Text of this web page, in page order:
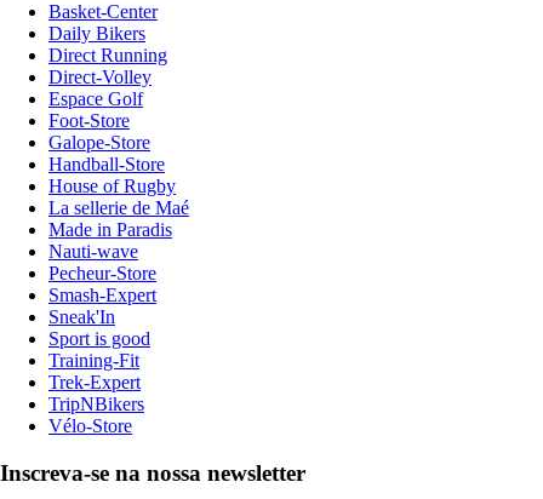
Basket-Center
Daily Bikers
Direct Running
Direct-Volley
Espace Golf
Foot-Store
Galope-Store
Handball-Store
House of Rugby
La sellerie de Maé
Made in Paradis
Nauti-wave
Pecheur-Store
Smash-Expert
Sneak'In
Sport is good
Training-Fit
Trek-Expert
TripNBikers
Vélo-Store
Inscreva-se na nossa newsletter